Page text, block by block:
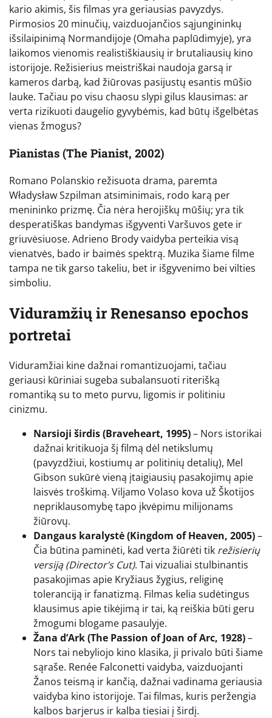
kario akimis, šis filmas yra geriausias pavyzdys.
Pirmosios 20 minučių, vaizduojančios sąjungininkų
išsilaipinimą Normandijoje (Omaha paplūdimyje), yra
laikomos vienomis realistiškiausių ir brutaliausių kino
istorijoje. Režisierius meistriškai naudoja garsą ir
kameros darbą, kad žiūrovas pasijustų esantis mūšio
lauke. Tačiau po visu chaosu slypi gilus klausimas: ar
verta rizikuoti daugelio gyvybėmis, kad būtų išgelbėtas
vienas žmogus?
Pianistas (The Pianist, 2002)
Romano Polanskio režisuota drama, paremta
Władysław Szpilman atsiminimais, rodo karą per
menininko prizmę. Čia nėra herojiškų mūšių; yra tik
desperatiškas bandymas išgyventi Varšuvos gete ir
griuvėsiuose. Adrieno Brody vaidyba perteikia visą
vienatvės, bado ir baimės spektrą. Muzika šiame filme
tampa ne tik garso takeliu, bet ir išgyvenimo bei vilties
simboliu.
Viduramžių ir Renesanso epochos
portretai
Viduramžiai kine dažnai romantizuojami, tačiau
geriausi kūriniai sugeba subalansuoti riterišką
romantiką su to meto purvu, ligomis ir politiniu
cinizmu.
Narsioji širdis (Braveheart, 1995)– Nors istorikai
dažnai kritikuoja šį filmą dėl netikslumų
(pavyzdžiui, kostiumų ar politinių detalių), Mel
Gibson sukūrė vieną įtaigiausių pasakojimų apie
laisvės troškimą. Viljamo Volaso kova už Škotijos
nepriklausomybę tapo įkvėpimu milijonams
žiūrovų.
Dangaus karalystė (Kingdom of Heaven, 2005)–
Čia būtina paminėti, kad verta žiūrėti tik režisierių
versiją (Director’s Cut). Tai vizualiai stulbinantis
pasakojimas apie Kryžiaus žygius, religinę
toleranciją ir fanatizmą. Filmas kelia sudėtingus
klausimus apie tikėjimą ir tai, ką reiškia būti geru
žmogumi blogame pasaulyje.
Žana d’Ark (The Passion of Joan of Arc, 1928)–
Nors tai nebyliojo kino klasika, ji privalo būti šiame
sąraše. Renée Falconetti vaidyba, vaizduojanti
Žanos teismą ir kančią, dažnai vadinama geriausia
vaidyba kino istorijoje. Tai filmas, kuris peržengia
kalbos barjerus ir kalba tiesiai į širdį.